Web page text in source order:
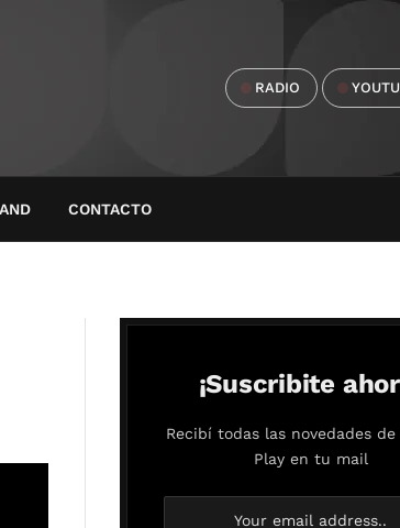
RADIO
CONTACTO
¡Suscribite
Recibí todas las novedades de
Play en tu mail